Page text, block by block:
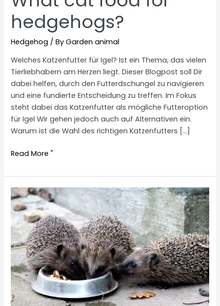
hedgehogs?
Hedgehog / ByGarden animal
Welches Katzenfutter für Igel? Ist ein Thema, das vielen
Tierliebhabern am Herzen liegt. Dieser Blogpost soll Dir
dabei helfen, durch den Futterdschungel zu navigieren
und eine fundierte Entscheidung zu treffen. Im Fokus
steht dabei das Katzenfutter als mögliche Futteroption
für Igel Wir gehen jedoch auch auf Alternativen ein.
Warum ist die Wahl des richtigen Katzenfutters […]
What
food
for
hedgehogs?
Read More "